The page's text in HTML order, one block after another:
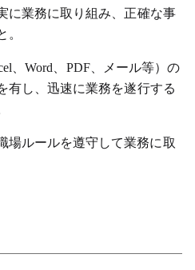
に業務に取り組み、正確な事
。
、Word、PDF、メール等）の
有し、迅速に業務を遂行する
場ルールを遵守して業務に取